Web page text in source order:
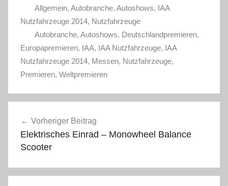
Allgemein, Autobranche, Autoshows, IAA
Nutzfahrzeuge 2014, Nutzfahrzeuge
Autobranche, Autoshows, Deutschlandpremieren,
Europapremieren, IAA, IAA Nutzfahrzeuge, IAA
Nutzfahrzeuge 2014, Messen, Nutzfahrzeuge,
Premieren, Weltpremieren
Vorheriger Beitrag
Elektrisches Einrad – Monowheel Balance
Scooter